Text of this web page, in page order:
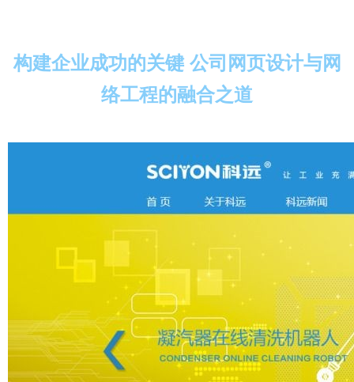
构建企业成功的关键 公司网页设计与网
络工程的融合之道